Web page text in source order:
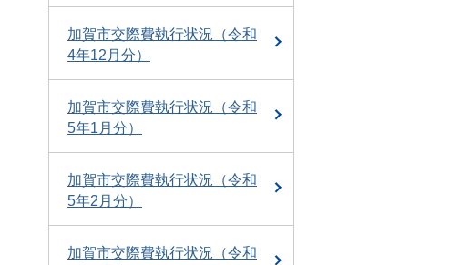
加賀市交際費執行状況（令和
4年12月分）
加賀市交際費執行状況（令和
5年1月分）
加賀市交際費執行状況（令和
5年2月分）
加賀市交際費執行状況（令和